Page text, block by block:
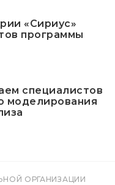
«Сириус»
программы
специалистов
моделирования
ОРГАНИЗАЦИИ